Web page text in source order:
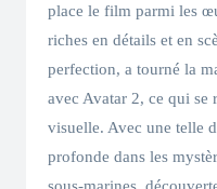
place le film parmi les
riches en détails et en
perfection, a tourné la
avec Avatar 2, ce qui se
visuelle. Avec une telle
profonde dans les
sous-marines,